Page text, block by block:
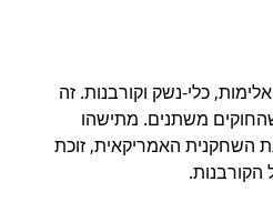
כלי-נשק וקורבנות. זה
משתנים. מתישהו
השחקנית האמריקאית, זוכת
הקורבנות.